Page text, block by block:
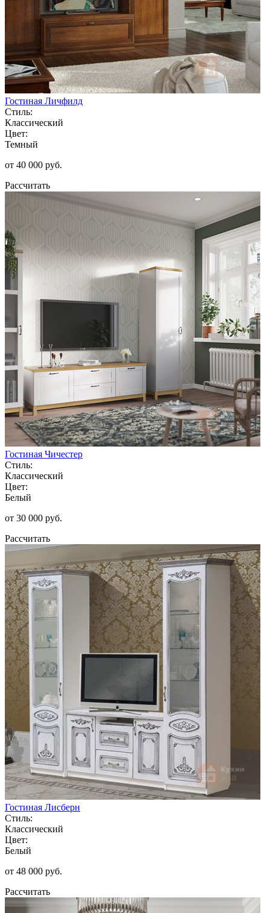
Гостиная Личфилд
Стиль:
Классический
Цвет:
Темный
от 40 000 руб.
Рассчитать
Гостиная Чичестер
Стиль:
Классический
Цвет:
Белый
от 30 000 руб.
Рассчитать
Гостиная Лисберн
Стиль:
Классический
Цвет:
Белый
от 48 000 руб.
Рассчитать